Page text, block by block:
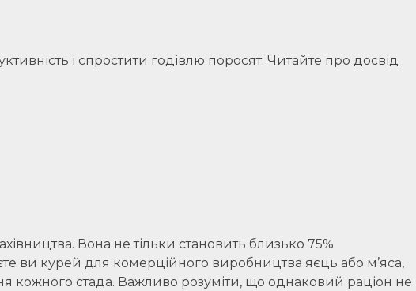
і спростити годівлю поросят. Читайте про досвід
Вона не тільки становить близько 75%
ви курей для комерційного виробництва яєць або м’яса,
кожного стада. Важливо розуміти, що однаковий раціон не